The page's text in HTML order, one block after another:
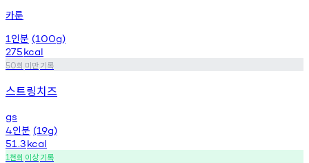
카룬
1 인분 (100g)
275kcal
50회 미만기록
스트링치즈
gs
4인분 (19g)
51.3kcal
1천회 이상기록